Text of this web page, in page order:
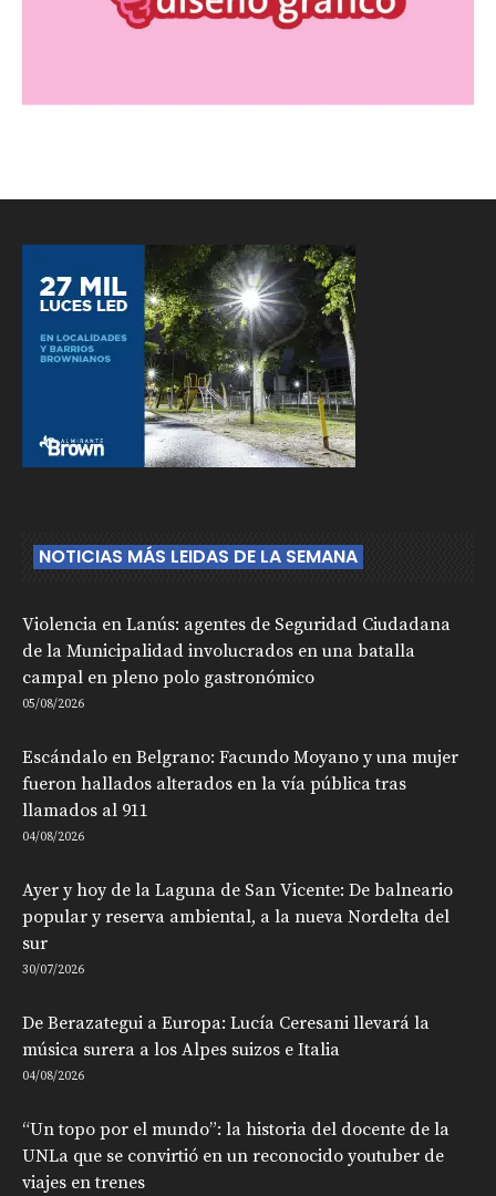
NOTICIAS MÁS LEIDAS DE LA SEMANA
Violencia en Lanús: agentes de Seguridad Ciudadana
de la Municipalidad involucrados en una batalla
campal en pleno polo gastronómico
05/08/2026
Escándalo en Belgrano: Facundo Moyano y una mujer
fueron hallados alterados en la vía pública tras
llamados al 911
04/08/2026
Ayer y hoy de la Laguna de San Vicente: De balneario
popular y reserva ambiental, a la nueva Nordelta del
sur
30/07/2026
De Berazategui a Europa: Lucía Ceresani llevará la
música surera a los Alpes suizos e Italia
04/08/2026
“Un topo por el mundo”: la historia del docente de la
UNLa que se convirtió en un reconocido youtuber de
viajes en trenes